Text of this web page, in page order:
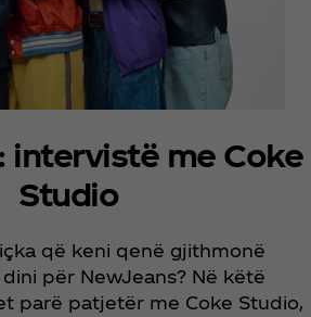
intervistë me Coke
Studio
që keni qenë gjithmonë
për NewJeans? Në këtë
parë patjetër me Coke Studio,